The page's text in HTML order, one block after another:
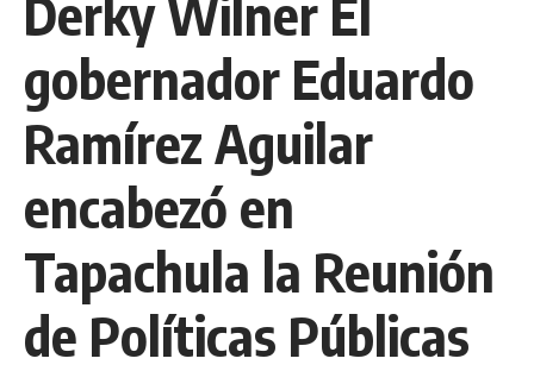
Derky Wilner El
gobernador Eduardo
Ramírez Aguilar
encabezó en
Tapachula la Reunión
de Políticas Públicas